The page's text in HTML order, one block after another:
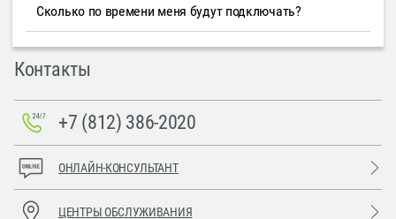
Сколько по времени меня будут подключать?
Контакты
+7 (812) 386-2020
ОНЛАЙН-КОНСУЛЬТАНТ
ЦЕНТРЫ ОБСЛУЖИВАНИЯ